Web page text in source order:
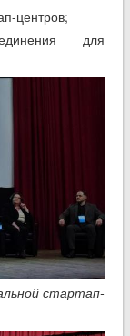
центров;
для
стартап-